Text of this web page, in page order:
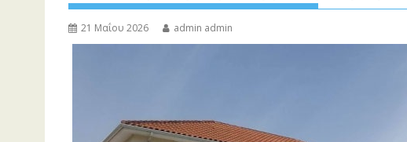
21 Μαΐου 2026 admin admin